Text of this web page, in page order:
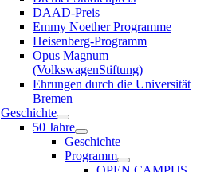
DAAD-Preis
Emmy Noether Programme
Heisenberg-Programm
Opus Magnum
(VolkswagenStiftung)
Ehrungen durch die Universität
Bremen
Geschichte
50 Jahre
Geschichte
Programm